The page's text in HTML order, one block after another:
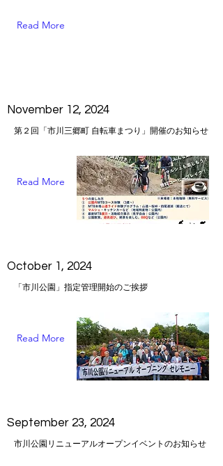
Read More
November 12, 2024
第２回「市川三郷町 自転車まつり」開催のお知らせ
Read More
October 1, 2024
「市川公園」指定管理開始のご挨拶
Read More
September 23, 2024
市川公園リニューアルオープンイベントのお知らせ